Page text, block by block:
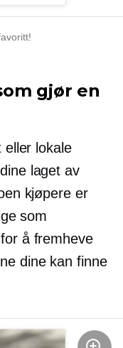
gjør en
eller lokale
laget av
kjøpere er
som
å fremheve
dine kan finne